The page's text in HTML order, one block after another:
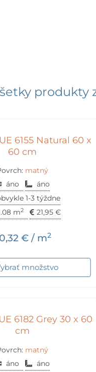
produkty
6155 Natural 60 x
60 cm
matný
áno
áno
1-3 týždne
m2 21,95 €
€ / m2
množstvo
6182 Grey 30 x 60
cm
matný
áno
áno